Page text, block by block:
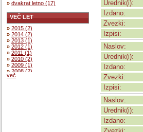
» dvakrat letno (17)
VEČ LET
» 2015 (2)
» 2014 (2)
» 2013 (1)
» 2012 (1)
» 2011 (1)
» 2010 (2)
» 2009 (1)
» 2008 (2)
»2007 (1)
več
Urednik(i):
Izdano:
Zvezki:
Izpisi:
Naslov:
Urednik(i):
Izdano:
Zvezki:
Izpisi:
Naslov:
Urednik(i):
Izdano: